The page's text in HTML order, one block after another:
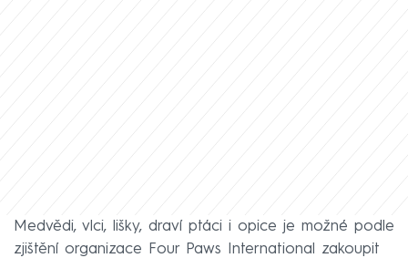
Medvědi, vlci, lišky, draví ptáci i opice je možné podle
zjištění organizace Four Paws International zakoupit